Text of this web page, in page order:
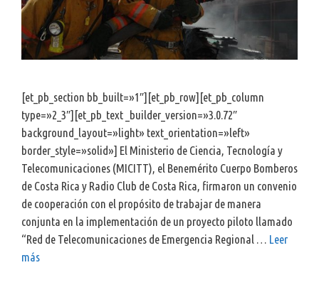
[et_pb_section bb_built=»1″][et_pb_row][et_pb_column
type=»2_3″][et_pb_text _builder_version=»3.0.72″
background_layout=»light» text_orientation=»left»
border_style=»solid»] El Ministerio de Ciencia, Tecnología y
Telecomunicaciones (MICITT), el Benemérito Cuerpo Bomberos
de Costa Rica y Radio Club de Costa Rica, firmaron un convenio
de cooperación con el propósito de trabajar de manera
conjunta en la implementación de un proyecto piloto llamado
“Red de Telecomunicaciones de Emergencia Regional … Leer
más